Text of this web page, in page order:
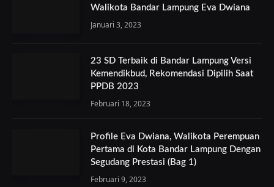
Walikota Bandar Lampung Eva Dwiana
Januari 3, 2023
23 SD Terbaik di Bandar Lampung Versi
Kemendikbud, Rekomendasi Dipilih Saat
PPDB 2023
Februari 18, 2023
Profile Eva Dwiana, Walikota Perempuan
Pertama di Kota Bandar Lampung Dengan
Segudang Prestasi (Bag 1)
Februari 9, 2023